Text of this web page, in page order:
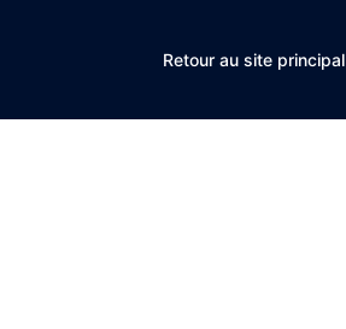
Retour au site principal